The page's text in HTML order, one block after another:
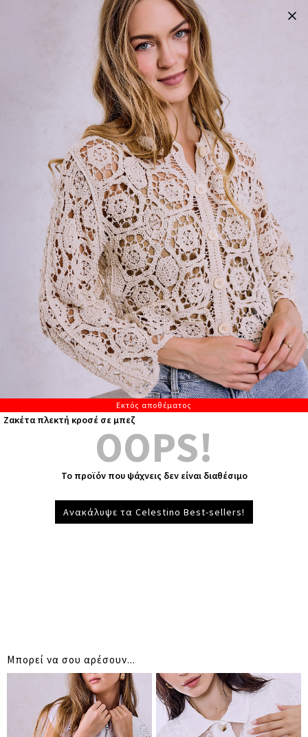
Εκτός αποθέματος
Ζακέτα πλεκτή κροσέ σε μπεζ
OOPS!
Το προϊόν που ψάχνεις δεν είναι διαθέσιμο
Ανακάλυψε τα Celestino Best-sellers!
Μπορεί να σου αρέσουν...